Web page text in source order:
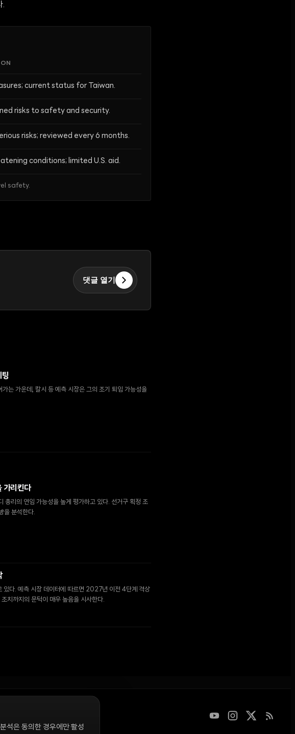
.
current status for Taiwan.
risks to safety and security.
risks; reviewed every 6 months.
conditions; limited U.S. aid.
safety.
댓글 열기
팅
는 가운데, 칼시 등 예측 시장은 그의 조기 퇴임 가능성을
가리킨다
리의 연임 가능성을 높게 평가하고 있다. 선거구 획정 조
을 분석한다.
다. 예측 시장 데이터에 따르면 2027년 이전 4단계 격상
치까지의 문턱이 매우 높음을 시사한다.
석은 동의한 경우에만 활성